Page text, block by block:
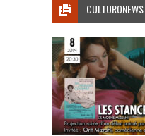
CULTURONEWS